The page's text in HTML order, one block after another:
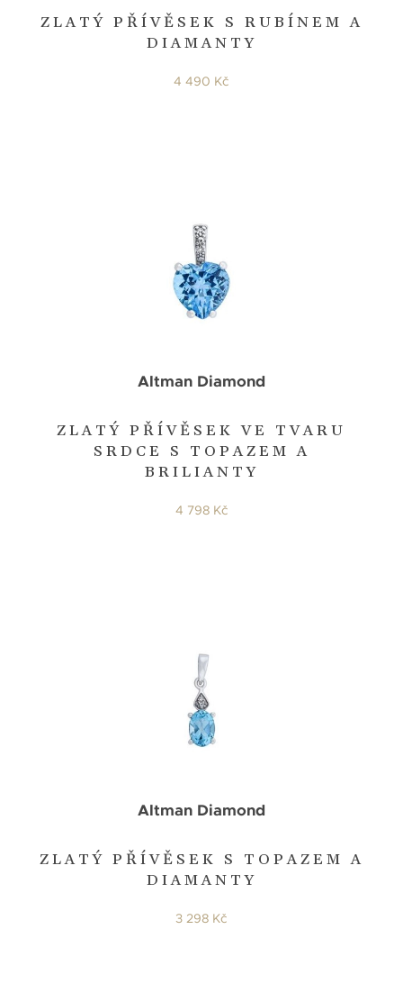
ZLATÝ PŘÍVĚSEK S RUBÍNEM A
DIAMANTY
4 490 Kč
ZLATÝ PŘÍVĚSEK VE TVARU
SRDCE S TOPAZEM A
BRILIANTY
Altman Diamond
4 798 Kč
ZLATÝ PŘÍVĚSEK S TOPAZEM A
DIAMANTY
Altman Diamond
3 298 Kč